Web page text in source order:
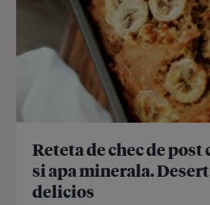
Reteta de chec de post
si apa minerala.
delicios